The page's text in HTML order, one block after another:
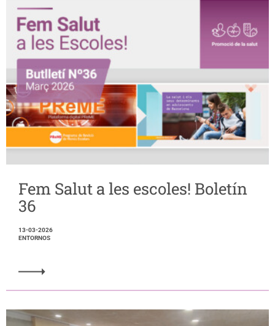
Fem Salut a les escoles! Boletín
36
13-03-2026
ENTORNOS